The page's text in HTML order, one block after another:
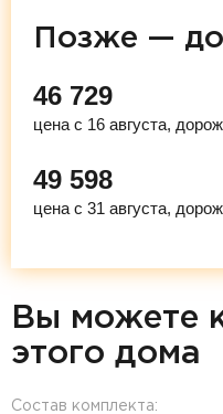
Позже —
46 729
цена с 16 августа,
49 598
цена с 31 августа,
Вы можете
этого дома
Состав комплекта: